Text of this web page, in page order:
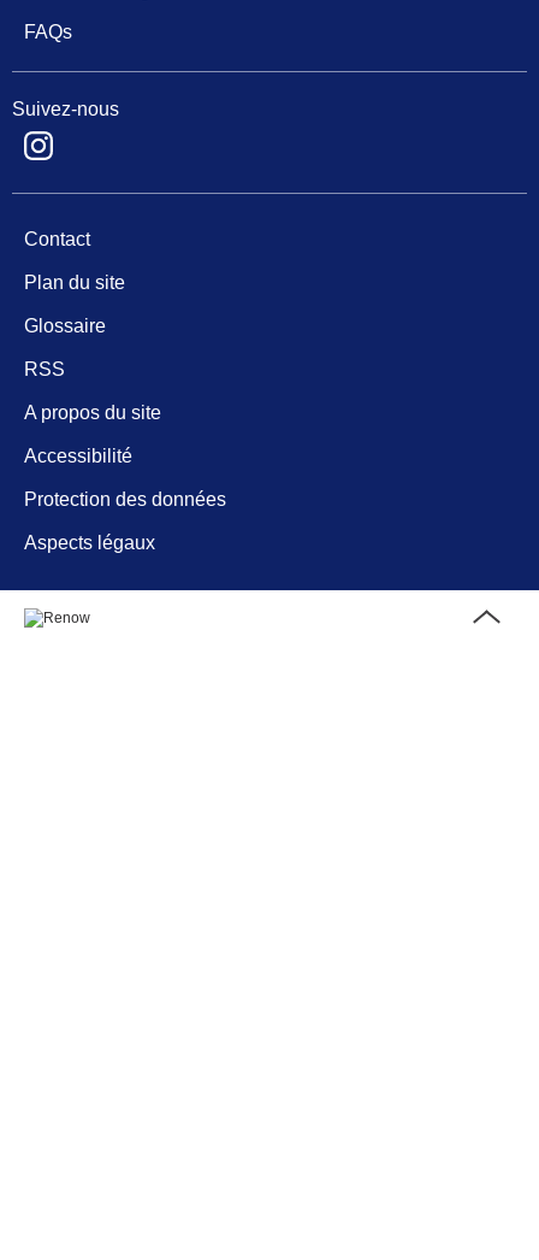
FAQs
Suivez-nous
Contact
Plan du site
Glossaire
RSS
A propos du site
Accessibilité
Protection des données
Aspects légaux
de